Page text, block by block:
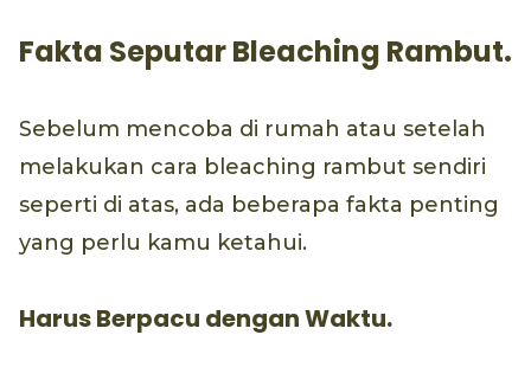
Fakta Seputar Bleaching Rambut.
Sebelum mencoba di rumah atau setelah
melakukan cara bleaching rambut sendiri
seperti di atas, ada beberapa fakta penting
yang perlu kamu ketahui.
Harus Berpacu dengan Waktu.